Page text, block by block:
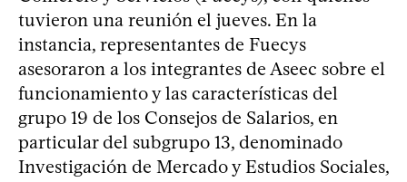
tuvieron una reunión el jueves. En la
instancia, representantes de Fuecys
asesoraron a los integrantes de Aseec sobre el
funcionamiento y las características del
grupo 19 de los Consejos de Salarios, en
particular del subgrupo 13, denominado
Investigación de Mercado y Estudios Sociales,